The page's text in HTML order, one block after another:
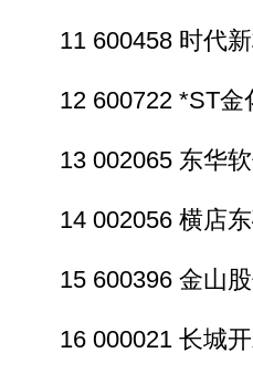
11 600458 时代新
12 600722 *ST金
13 002065 东华软
14 002056 横店东
15 600396 金山股
16 000021 长城开